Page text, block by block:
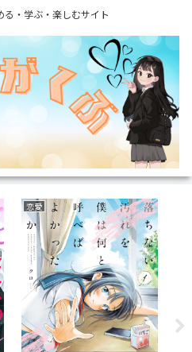
る・学ぶ・楽しむサイト
恋愛